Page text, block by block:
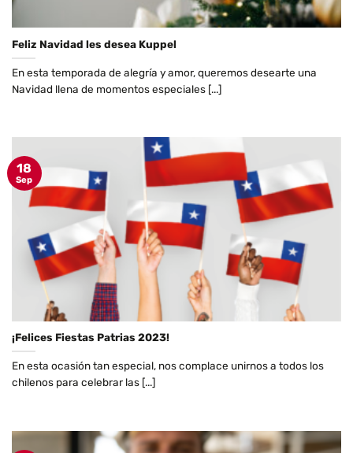
Feliz Navidad les desea Kuppel
En esta temporada de alegría y amor, queremos desearte una
Navidad llena de momentos especiales [...]
¡Felices Fiestas Patrias 2023!
En esta ocasión tan especial, nos complace unirnos a todos los
chilenos para celebrar las [...]
18
Sep